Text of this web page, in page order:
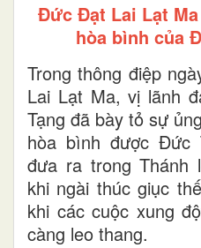
Đức Đạt Lai Lạt
hòa bình của
Trong thông điệp
Lai Lạt Ma, vị lãnh
Tạng đã bày tỏ sự
hòa bình được Đức
đưa ra trong Thánh
khi ngài thúc giục
khi các cuộc xung
càng leo thang.